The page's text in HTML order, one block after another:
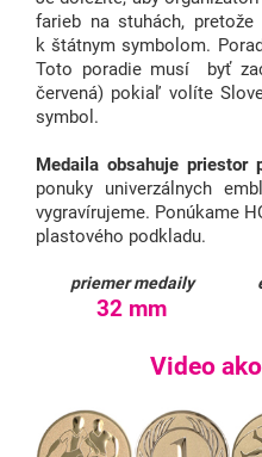
farieb na stuhách,
k štátnym symbolom.
Toto poradie musí byť
červená) pokiaľ volíte
symbol.
Medaila obsahuje
ponuky univerzálnych
vygravírujeme. Ponúkame
plastového podkladu.
priemer medaily
32 mm
Video